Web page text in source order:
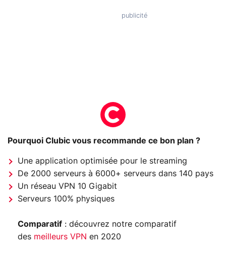
Pourquoi Clubic vous recommande ce bon plan ?
Une application optimisée pour le streaming
De 2000 serveurs à 6000+ serveurs dans 140 pays
Un réseau VPN 10 Gigabit
Serveurs 100% physiques
Comparatif : découvrez notre comparatif
des meilleurs VPN en 2020